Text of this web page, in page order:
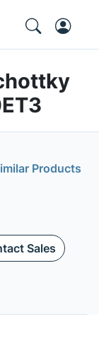
Products
Sales